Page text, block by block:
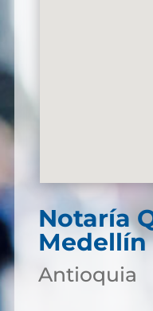
Notaría
Medellín
Antioquia